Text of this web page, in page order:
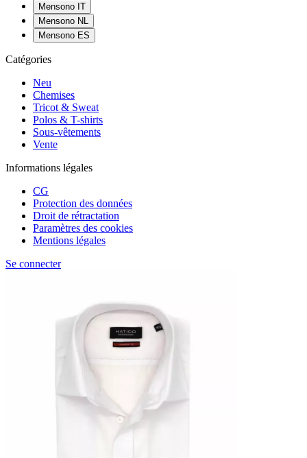
Mensono IT
Mensono NL
Mensono ES
Catégories
Neu
Chemises
Tricot & Sweat
Polos & T-shirts
Sous-vêtements
Vente
Informations légales
CG
Protection des données
Droit de rétractation
Paramètres des cookies
Mentions légales
Se connecter